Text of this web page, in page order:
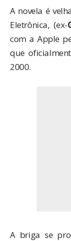
A novela é
Eletrônica, (ex-
com a Apple
que
2000.
A briga se